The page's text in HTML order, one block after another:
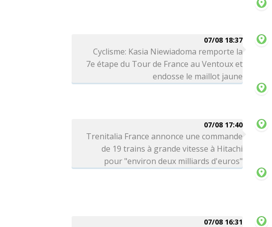
07/08 18:37
Cyclisme: Kasia Niewiadoma remporte la
7e étape du Tour de France au Ventoux et
endosse le maillot jaune
07/08 17:40
Trenitalia France annonce une commande
de 19 trains à grande vitesse à Hitachi
pour "environ deux milliards d'euros"
07/08 16:31